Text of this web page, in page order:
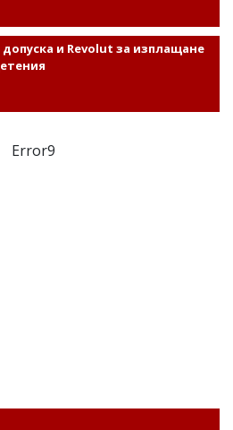
и Revolut за изплащане
Error9